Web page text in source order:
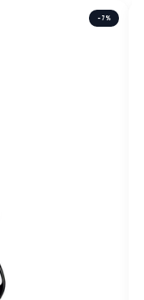
-7%